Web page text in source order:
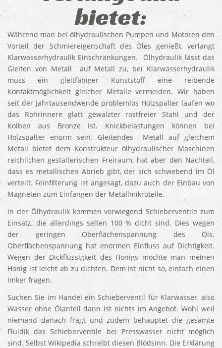
bietet:
Während man bei ölhydraulischen Pumpen und Motoren den
Vorteil der Schmiereigenschaft des Öles genießt, verlangt
Klarwasserhydraulik Einschränkungen. Ölhydraulik lässt das
Gleiten von Metall auf Metall zu, bei Klarwasserhydraulik
muss ein gleitfähiger Kunststoff eine reibende
Kontaktmöglichkeit gleicher Metalle vermeiden. Wir haben
seit der Jahrtausendwende problemlos Holzspalter laufen wo
das Rohrinnere glatt gewalzter rostfreier Stahl und der
Kolben aus Bronze ist. Knickbelastungen können bei
Holzspalter enorm sein. Gleitendes Metall auf gleichem
Metall bietet dem Konstrukteur ölhydraulischer Maschinen
reichlichen gestalterischen Freiraum, hat aber den Nachteil,
dass es metallischen Abrieb gibt, der sich schwebend im Öl
verteilt. Feinfilterung ist angesagt, dazu auch der Einbau von
Magneten zum Einfangen der Metallmikroteile.
In der Ölhydraulik kommen vorwiegend Schieberventile zum
Einsatz, die allerdings selten 100 % dicht sind. Dies wegen
der geringen Oberflächenspannung des Öls.
Oberflächenspannung hat enormen Einfluss auf Dichtigkeit.
Wegen der Dickflüssigkeit des Honigs möchte man meinen
Honig ist leicht ab zu dichten. Dem ist nicht so, einfach einen
Imker fragen.
Suchen Sie im Handel ein Schieberventil für Klarwasser, also
Wasser ohne Ölanteil dann ist nichts im Angebot. Wohl weil
niemand danach fragt und zudem behauptet die gesamte
Fluidik das Schieberventile bei Presswasser nicht möglich
sind. Selbst Wikipedia schreibt diesen Blödsinn. Die Erklärung